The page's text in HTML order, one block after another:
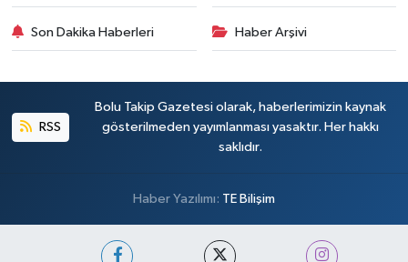
Son Dakika Haberleri Haber Arşivi
RSS
Bolu Takip Gazetesi olarak, haberlerimizin kaynak
gösterilmeden yayımlanması yasaktır. Her hakkı
saklıdır.
Haber Yazılımı: TE Bilişim